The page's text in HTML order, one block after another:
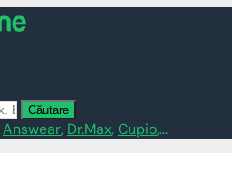
Căutare
Answear, Dr.Max, Cupio,...